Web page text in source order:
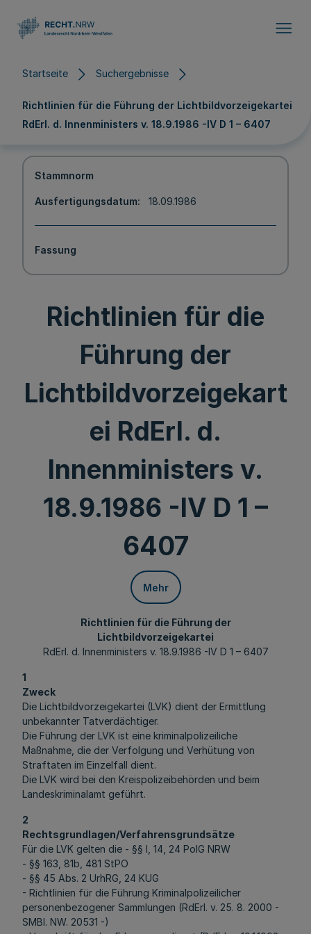
Startseite Suchergebnisse
Richtlinien für die Führung der Lichtbildvorzeigekartei
RdErl. d. Innenministers v. 18.9.1986 -IV D 1 – 6407
Stammnorm
Ausfertigungsdatum 18.09.1986
Fassung
Richtlinien für die
Führung der
Lichtbildvorzeigekart
ei RdErl. d.
Innenministers v.
18.9.1986 -IV D 1 –
6407
Mehr
Richtlinien für die Führung der
Lichtbildvorzeigekartei
RdErl. d. Innenministers v. 18.9.1986 -IV D 1 – 6407
1
Zweck
Die Lichtbildvorzeigekartei (LVK) dient der Ermittlung
unbekannter Tatverdächtiger.
Die Führung der LVK ist eine kriminalpolizeiliche
Maßnahme, die der Verfolgung und Verhütung von
Straftaten im Einzelfall dient.
Die LVK wird bei den Kreispolizeibehörden und beim
Landeskriminalamt geführt.
2
Rechtsgrundlagen/Verfahrensgrundsätze
Für die LVK gelten die - §§ l, 14, 24 PolG NRW
- §§ 163, 81b, 481 StPO
- §§ 45 Abs. 2 UrhRG, 24 KUG
- Richtlinien für die Führung Kriminalpolizeilicher
personenbezogener Sammlungen (RdErl. v. 25. 8. 2000 -
SMBl. NW. 20531 -)